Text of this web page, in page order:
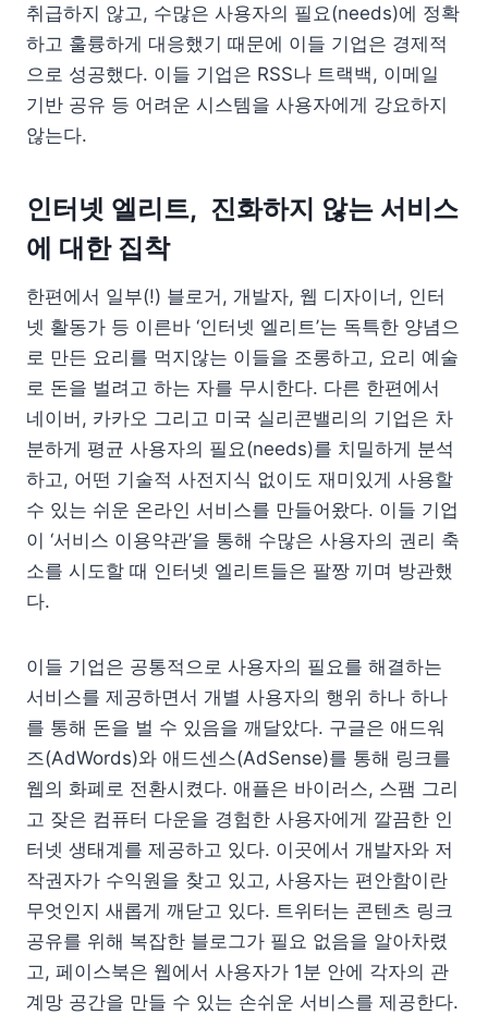
취급하지 않고, 수많은 사용자의 필요(needs)에 정확
하고 훌륭하게 대응했기 때문에 이들 기업은 경제적
으로 성공했다. 이들 기업은 RSS나 트랙백, 이메일
기반 공유 등 어려운 시스템을 사용자에게 강요하지
않는다.
인터넷 엘리트, 진화하지 않는 서비스
에 대한 집착
한편에서 일부(!) 블로거, 개발자, 웹 디자이너, 인터
넷 활동가 등 이른바 ‘인터넷 엘리트’는 독특한 양념으
로 만든 요리를 먹지않는 이들을 조롱하고, 요리 예술
로 돈을 벌려고 하는 자를 무시한다. 다른 한편에서
네이버, 카카오 그리고 미국 실리콘밸리의 기업은 차
분하게 평균 사용자의 필요(needs)를 치밀하게 분석
하고, 어떤 기술적 사전지식 없이도 재미있게 사용할
수 있는 쉬운 온라인 서비스를 만들어왔다. 이들 기업
이 ‘서비스 이용약관’을 통해 수많은 사용자의 권리 축
소를 시도할 때 인터넷 엘리트들은 팔짱 끼며 방관했
다.
이들 기업은 공통적으로 사용자의 필요를 해결하는
서비스를 제공하면서 개별 사용자의 행위 하나 하나
를 통해 돈을 벌 수 있음을 깨달았다. 구글은 애드워
즈(AdWords)와 애드센스(AdSense)를 통해 링크를
웹의 화폐로 전환시켰다. 애플은 바이러스, 스팸 그리
고 잦은 컴퓨터 다운을 경험한 사용자에게 깔끔한 인
터넷 생태계를 제공하고 있다. 이곳에서 개발자와 저
작권자가 수익원을 찾고 있고, 사용자는 편안함이란
무엇인지 새롭게 깨닫고 있다. 트위터는 콘텐츠 링크
공유를 위해 복잡한 블로그가 필요 없음을 알아차렸
고, 페이스북은 웹에서 사용자가 1분 안에 각자의 관
계망 공간을 만들 수 있는 손쉬운 서비스를 제공한다.